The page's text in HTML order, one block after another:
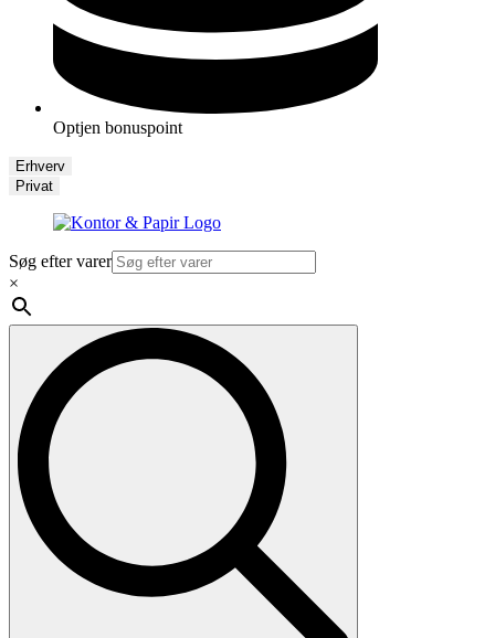
Optjen bonuspoint
Erhverv
Privat
Søg efter varer
×